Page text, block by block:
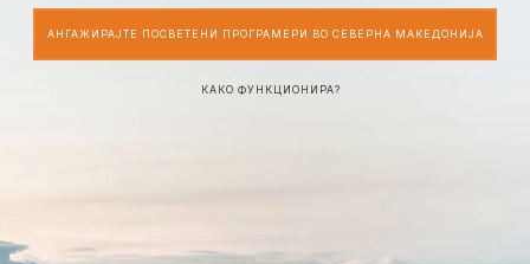
АНГАЖИРАЈТЕ ПОСВЕТЕНИ ПРОГРАМЕРИ ВО СЕВЕРНА МАКЕДОНИЈА
КАКО ФУНКЦИОНИРА?